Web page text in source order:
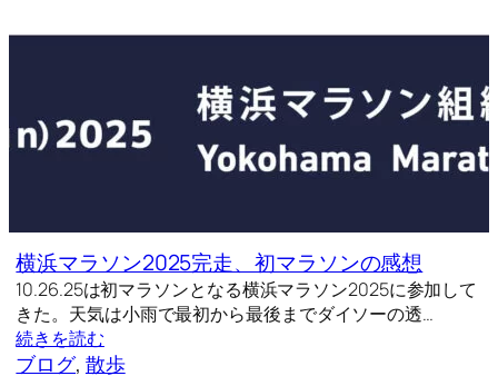
横浜マラソン2025完走、初マラソンの感想
10.26.25は初マラソンとなる横浜マラソン2025に参加して
きた。天気は小雨で最初から最後までダイソーの透…
続きを読む
ブログ, 散歩